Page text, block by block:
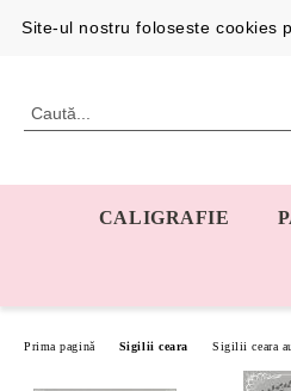
Profil 0726192387
CALIGRAFIE
Prima pagină Sigilii ceara Sigilii ceara
Site-ul nostru foloseste cookies